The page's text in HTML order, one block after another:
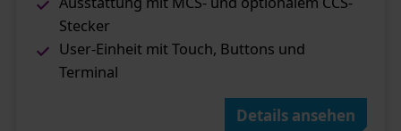
Stecker​
User-Einheit mit Touch, Buttons und
Terminal
Details ansehen